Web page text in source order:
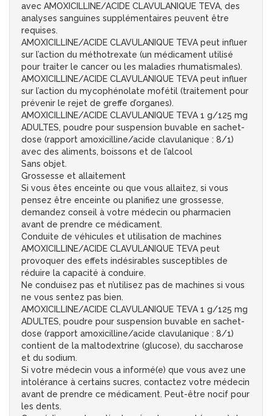
avec AMOXICILLINE/ACIDE CLAVULANIQUE TEVA, des
analyses sanguines supplémentaires peuvent être
requises.
AMOXICILLINE/ACIDE CLAVULANIQUE TEVA peut influer
sur l’action du méthotrexate (un médicament utilisé
pour traiter le cancer ou les maladies rhumatismales).
AMOXICILLINE/ACIDE CLAVULANIQUE TEVA peut influer
sur l’action du mycophénolate mofétil (traitement pour
prévenir le rejet de greffe d’organes).
AMOXICILLINE/ACIDE CLAVULANIQUE TEVA 1 g/125 mg
ADULTES, poudre pour suspension buvable en sachet-
dose (rapport amoxicilline/acide clavulanique : 8/1)
avec des aliments, boissons et de l’alcool
Sans objet.
Grossesse et allaitement
Si vous êtes enceinte ou que vous allaitez, si vous
pensez être enceinte ou planifiez une grossesse,
demandez conseil à votre médecin ou pharmacien
avant de prendre ce médicament.
Conduite de véhicules et utilisation de machines
AMOXICILLINE/ACIDE CLAVULANIQUE TEVA peut
provoquer des effets indésirables susceptibles de
réduire la capacité à conduire.
Ne conduisez pas et n’utilisez pas de machines si vous
ne vous sentez pas bien.
AMOXICILLINE/ACIDE CLAVULANIQUE TEVA 1 g/125 mg
ADULTES, poudre pour suspension buvable en sachet-
dose (rapport amoxicilline/acide clavulanique : 8/1)
contient de la maltodextrine (glucose), du saccharose
et du sodium.
Si votre médecin vous a informé(e) que vous avez une
intolérance à certains sucres, contactez votre médecin
avant de prendre ce médicament. Peut-être nocif pour
les dents.